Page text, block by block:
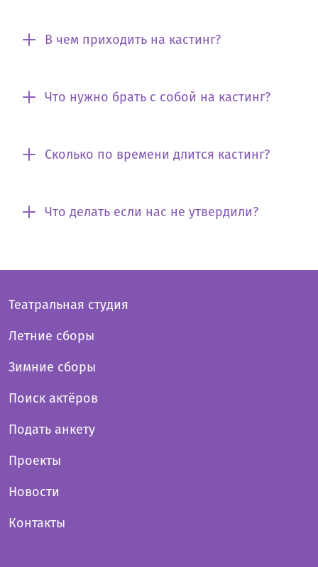
В чем приходить на кастинг?
Что нужно брать с собой на кастинг?
Сколько по времени длится кастинг?
Что делать если нас не утвердили?
Театральная студия
Летние сборы
Зимние сборы
Поиск актёров
Подать анкету
Проекты
Новости
Контакты